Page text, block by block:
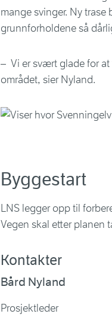
mange svinger. Ny
grunnforholdene så
– Vi er svært glade for
området, sier Nyland.
Byggestart
LNS legger opp til
Vegen skal etter planen
Kontakter
Bård Nyland
Prosjektleder